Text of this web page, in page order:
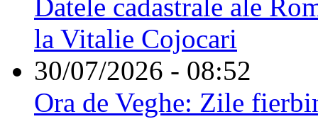
Datele cadastrale ale
la Vitalie Cojocari
30/07/2026 - 08:52
Ora de Veghe: Zile